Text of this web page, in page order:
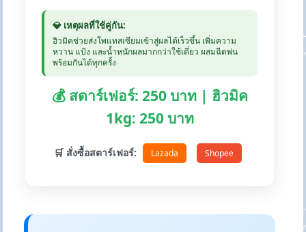
💎 เหตุผลที่ใช้คู่กัน:
ฮิวมิคช่วยส่งโพแทสเซียมเข้าสู่ผลได้เร็วขึ้น เพิ่มความ
หวาน แป้ง และน้ำหนักผลมากกว่าใช้เดี่ยว ผสมฉีดพ่น
พร้อมกันได้ทุกครั้ง
💰 สตาร์เฟอร์: 250 บาท | ฮิวมิค
1kg: 250 บาท
🛒 สั่งซื้อสตาร์เฟอร์: Lazada Shopee